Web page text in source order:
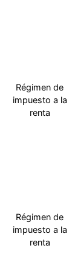
Régimen de
impuesto a la
renta
Régimen de
impuesto a la
renta